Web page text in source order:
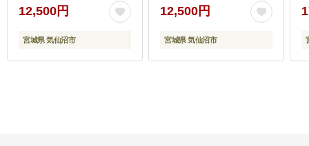
12,500円
宮城県 気仙沼市
12,500円
宮城県 気仙沼市